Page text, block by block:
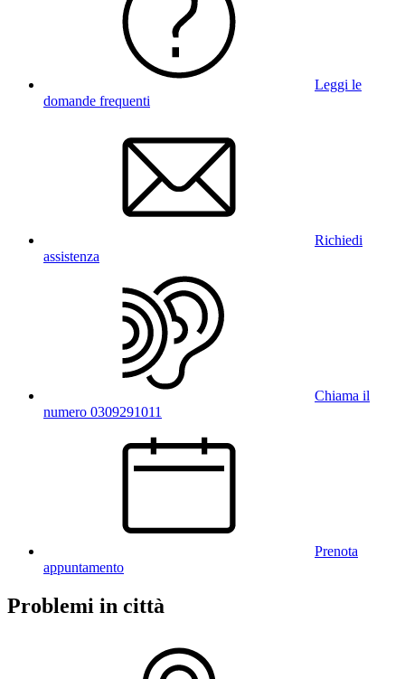
Leggi le
domande frequenti
Richiedi
assistenza
Chiama il
numero 0309291011
Prenota
appuntamento
Problemi in città